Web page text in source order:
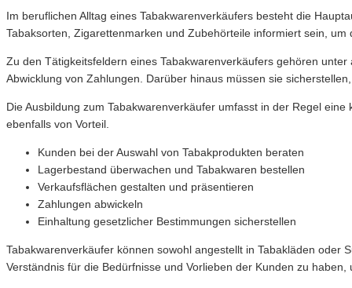
Im beruflichen Alltag eines Tabakwarenverkäufers besteht die
Tabaksorten, Zigarettenmarken und Zubehörteile informiert sein,
Zu den Tätigkeitsfeldern eines Tabakwarenverkäufers gehören
Abwicklung von Zahlungen. Darüber hinaus müssen sie
Die Ausbildung zum Tabakwarenverkäufer umfasst in der Regel
ebenfalls von Vorteil.
Kunden bei der Auswahl von Tabakprodukten beraten
Lagerbestand überwachen und Tabakwaren bestellen
Verkaufsflächen gestalten und präsentieren
Zahlungen abwickeln
Einhaltung gesetzlicher Bestimmungen sicherstellen
Tabakwarenverkäufer können sowohl angestellt in Tabakläden
Verständnis für die Bedürfnisse und Vorlieben der Kunden zu